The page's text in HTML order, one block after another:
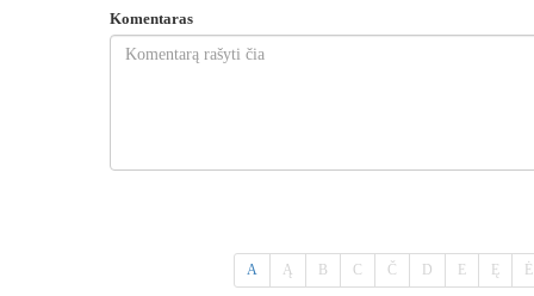
Komentaras
A Ą B C Č D E Ę Ė